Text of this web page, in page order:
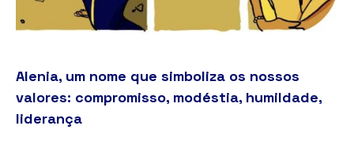
Alenia, um nome que simboliza os nossos
valores: compromisso, modéstia, humildade,
liderança